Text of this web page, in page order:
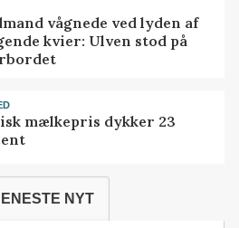
vågnede ved lyden af
kvier: Ulven stod på
mælkepris dykker 23
NYT